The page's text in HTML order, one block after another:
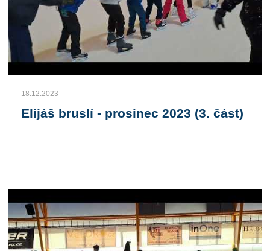
18.12.2023
Elijáš bruslí - prosinec 2023 (3. část)